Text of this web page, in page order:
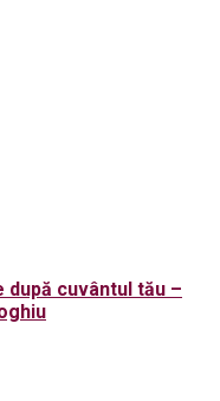
după cuvântul tău –